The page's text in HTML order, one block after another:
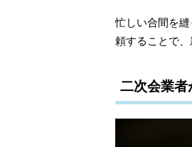
忙しい合間を
頼することで
二次会業者